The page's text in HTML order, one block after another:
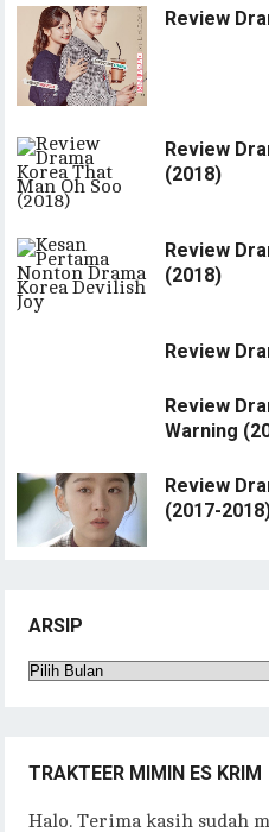
Review
Review
(2018)
Review
(2018)
Review
Review
Warning
Review
(2017-
ARSIP
Arsip
TRAKTEER MIMIN ES KRIM
Halo. Terima kasih sudah